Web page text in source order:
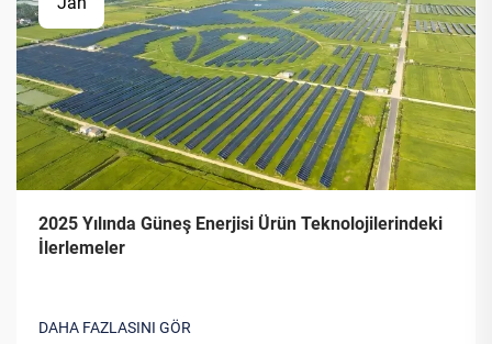
2025 Yılında Güneş Enerjisi Ürün Teknolojilerindeki
İlerlemeler
DAHA FAZLASINI GÖR